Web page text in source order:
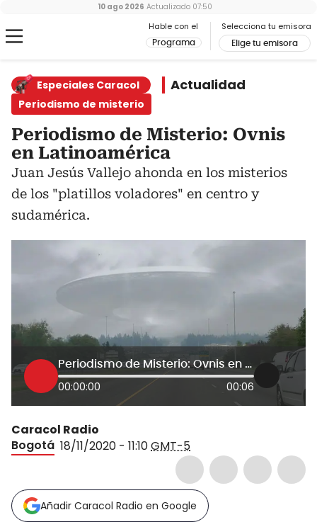
Hable con el
Programa
Selecciona tu emisora
Elige tu emisora
10 ago 2026 Actualizado 07:50
Especiales Caracol Actualidad
Periodismo de misterio
Periodismo de Misterio: Ovnis
en Latinoamérica
Juan Jesús Vallejo ahonda en los misterios
de los "platillos voladores" en centro y
sudamérica.
Periodismo de Misterio: Ovnis en Latinoamérica
00:00:00 00:06
Caracol Radio
Bogotá 18/11/2020 - 11:10GMT-5
Añadir Caracol Radio en Google